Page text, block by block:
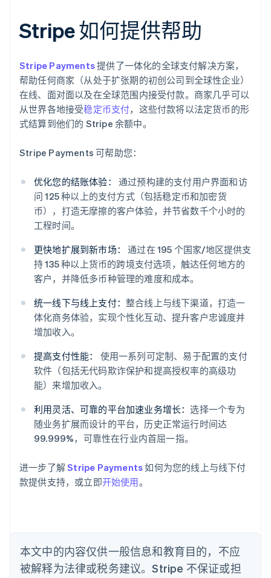
Stripe 如何提供帮助
Stripe Payments提供了一体化的全球支付解决方案，
帮助任何商家（从处于扩张期的初创公司到全球性企业）
在线、面对面以及在全球范围内接受付款。商家几乎可以
从世界各地接受稳定币支付，这些付款将以法定货币的形
式结算到他们的 Stripe 余额中。
Stripe Payments 可帮助您：
优化您的结账体验：
通过预构建的支付用户界面和访
问 125 种以上的支付方式（包括稳定币和加密货
币），打造无摩擦的客户体验，并节省数千个小时的
工程时间。
更快地扩展到新市场：
通过在 195 个国家/地区提供支
持 135 种以上货币的跨境支付选项，触达任何地方的
客户，并降低多币种管理的难度和成本。
统一线下与线上支付： 整合线上与线下渠道，打造一
体化商务体验，实现个性化互动、提升客户忠诚度并
增加收入。
提高支付性能：
使用一系列可定制、易于配置的支付
软件（包括无代码欺诈保护和提高授权率的高级功
能）来增加收入。
利用灵活、可靠的平台加速业务增长：选择一个专为
随业务扩展而设计的平台，历史正常运行时间达
99.999%，可靠性在行业内首屈一指。
进一步了解Stripe Payments如何为您的线上与线下付
款提供支持，或立即开始使用。
本文中的内容仅供一般信息和教育目的，不应
被解释为法律或税务建议。Stripe 不保证或担
阿联酋
爱尔兰
English
爱沙尼亚
English
奥地利
DeutschEnglish
澳大利亚
English
PortuguêsEnglish
保加利亚
English
丹麦
English
德国